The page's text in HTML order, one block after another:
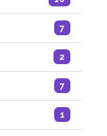
7
2
7
1